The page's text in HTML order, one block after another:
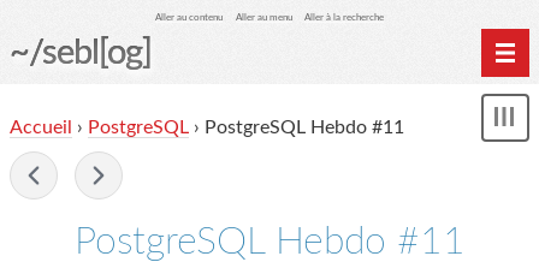
Aller au contenu Aller au menu Aller à la recherche
~/sebl[og]
Archives
Accueil › PostgreSQL › PostgreSQL Hebdo #11
PostgreSQL Hebdo #11